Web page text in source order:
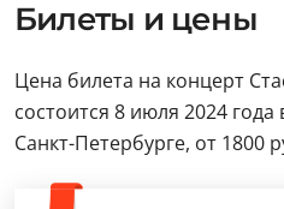
Билеты и цены
Цена билета на концерт
состоится 8 июля 2024
Санкт-Петербурге, от 1800